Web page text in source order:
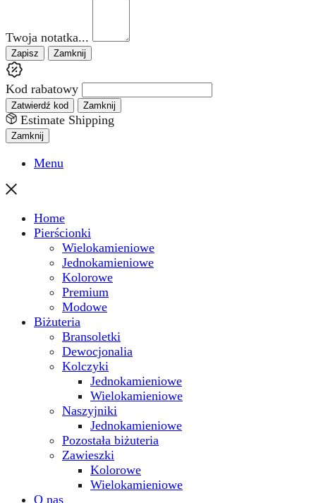
Twoja notatka...
Zapisz Zamknij
Kod rabatowy
Zatwierdź kod Zamknij
Estimate Shipping
Zamknij
Menu
Home
Pierścionki
Wielokamieniowe
Jednokamieniowe
Kolorowe
Premium
Modowe
Biżuteria
Bransoletki
Dewocjonalia
Kolczyki
Jednokamieniowe
Wielokamieniowe
Naszyjniki
Jednokamieniowe
Pozostała biżuteria
Zawieszki
Kolorowe
Wielokamieniowe
O nas